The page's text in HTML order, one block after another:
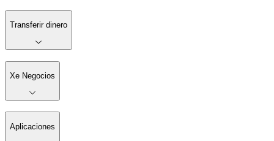
Transferir dinero
Xe Negocios
Aplicaciones